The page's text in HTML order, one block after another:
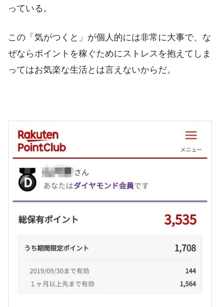
っている。
この「気がつくと」が個人的には非常に大事で、な
ぜならポイントを稼ぐためにストレスを抱えてしま
ってはお気楽な生活とは言えないからだ。